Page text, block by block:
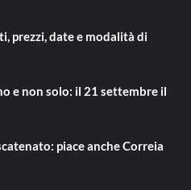
prezzi, date e modalità di
e non solo: il 21 settembre il
piace anche Correia